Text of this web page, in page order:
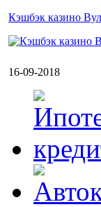
Кэшбэк казино
16-09-2018